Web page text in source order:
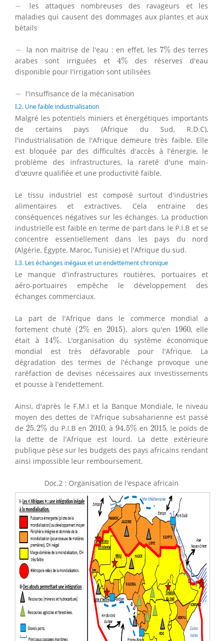
−
les attaques nombreuses des ravageurs et les
maladies qui causent des dommages aux plantes et aux
bétails
− la non maitrise de l'eau : en effet, les 7%
7% des terres
arabes sont irriguées et4%
4% des réserves d'eau
disponible pour l'irrigation sont utilisées
− l'insuffisance de la mécanisation
I.2. Une faible industrialisation
Malgré les potentiels miniers et énergétiques importants
de certains pays (Afrique du Sud, R.D.C),
l'industrialisation de l'Afrique demeure très faible. Elle
est bloquée par des difficultés d'accès à l'énergie, le
problème des infrastructures, la rareté d'une main-
d'œuvre qualifiée et une productivité faible.
Le tissu industriel est composé surtout d'industries
alimentaires et extractives. Cela entraine des
conséquences négatives sur les échanges. La production
industrielle est faible en terme de part dans le P.I.B et se
concentre essentiellement dans les pays du nord
(Algérie, Égypte, Maroc, Tunisie) et l'Afrique du sud.
I.3. Les échanges inégaux et un endettement chronique
Le manque d'infrastructures routières, portuaires et
aéro-portuaires empêche le développement des
échanges commerciaux.
La part de l'Afrique dans le commerce mondial a
fortement chuté (2%
(2% en 2015)
2015, alors qu'en 1960
1960, elle
était à 14%.
14%. L'organisation du système économique
mondial est très défavorable pour l'Afrique. La
dégradation des termes de l'échange provoque une
raréfaction de devises nécessaires aux investissements
et pousse à l'endettement.
Ainsi, d'après le F.M.I et la Banque Mondiale, le niveau
moyen des dettes de l'Afrique subsaharienne est passé
de 25.2%
25.2%du P.I.B en 2010
2010, à 94.5%
94.5%en 2015
2015, le poids de
la dette de l'Afrique est lourd. La dette extérieure
publique pèse sur les budgets des pays africains rendant
ainsi impossible leur remboursement.
Doc.2 : Organisation de l'espace africain